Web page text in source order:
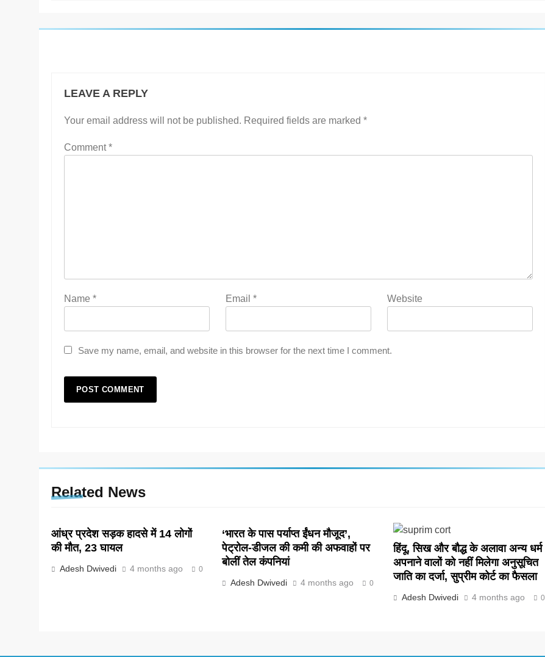
LEAVE A REPLY
Your email address will not be published. Required fields are marked *
Comment*
Name * Email* Website
Save my name, email, and website in this browser for the next time I comment.
Related News
आंध्र प्रदेश सड़क हादसे में 14 लोगों
की मौत, 23 घायल
Adesh Dwivedi 4 months ago 0
‘भारत के पास पर्याप्त ईंधन मौजूद’,
पेट्रोल-डीजल की कमी की अफवाहों पर
बोलीं तेल कंपनियां
Adesh Dwivedi 4 months ago 0
हिंदू, सिख और बौद्ध के अलावा अन्य धर्म
अपनाने वालों को नहीं मिलेगा अनुसूचित
जाति का दर्जा, सुप्रीम कोर्ट का फैसला
Adesh Dwivedi 4 months ago 0